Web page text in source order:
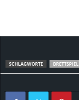
SCHLAGWORTE BRETTSPIEL